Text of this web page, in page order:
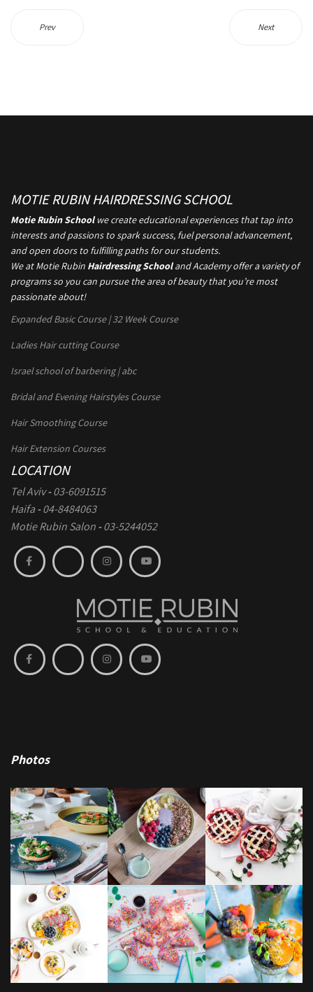
Prev Next
MOTIE RUBIN HAIRDRESSING SCHOOL
Motie Rubin Schoolwe create educational experiences that tap into
interests and passions to spark success, fuel personal advancement,
and open doors to fulfilling paths for our students.
We at Motie Rubin Hairdressing Schooland Academy offer a variety of
programs so you can pursue the area of beauty that you’re most
passionate about!
Expanded Basic Course | 32 Week Course
Ladies Hair cutting Course
Israel school of barbering | abc
Bridal and Evening Hairstyles Course
Hair Smoothing Course
Hair Extension Courses
LOCATION
Tel Aviv-03-6091515
Haifa-04-8484063
Motie Rubin Salon-03-5244052
Photos